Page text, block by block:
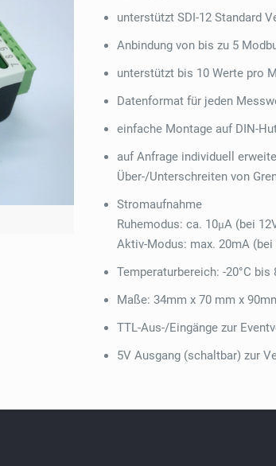
unterstützt SDI-12 Standard
Anbindung von bis zu 5
unterstützt bis 10 Werte pro
Datenformat für jeden
einfache Montage auf DIN-
auf Anfrage individuell
Über-/Unterschreiten von
Stromaufnahme
Ruhemodus: ca. 10μA (bei
Aktiv-Modus: max. 20mA (bei
Temperaturbereich: -20°C bis
Maße: 34mm x 70 mm x
TTL-Aus-/Eingänge zur
5V Ausgang (schaltbar) zur